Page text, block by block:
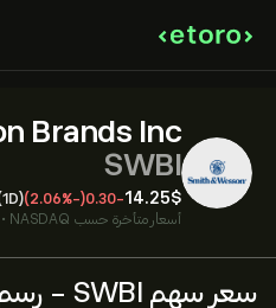
Brands Inc
SWBI
14.25‎$‎
-0.30
(-2.06%)
(1D)
أسعار متأخرة حسب NASDAQ
•
سعر سهم SWBI - رسم بياني مباشر